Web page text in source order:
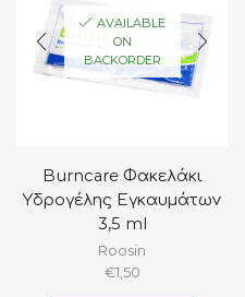
AVAILABLE
ON
BACKORDER
Burncare Φακελάκι
Υδρογέλης Εγκαυμάτων
3,5 ml
Roosin
€1,50